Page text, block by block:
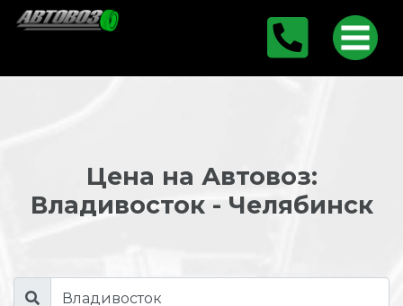
Цена на Автовоз:
Владивосток - Челябинск